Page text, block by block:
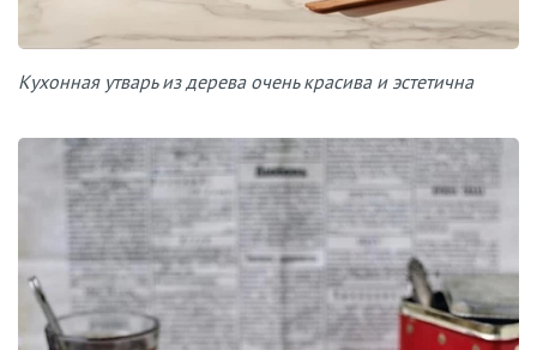
Кухонная утварь из дерева очень красива и эстетична